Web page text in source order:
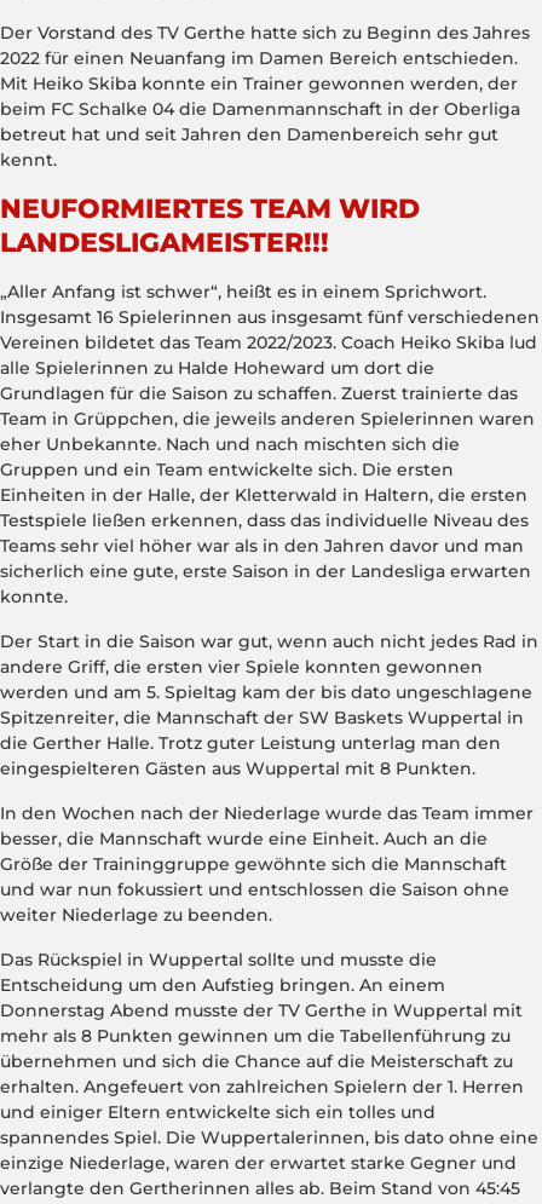
Der Vorstand des TV Gerthe hatte sich zu Beginn des Jahres
2022 für einen Neuanfang im Damen Bereich entschieden.
Mit Heiko Skiba konnte ein Trainer gewonnen werden, der
beim FC Schalke 04 die Damenmannschaft in der Oberliga
betreut hat und seit Jahren den Damenbereich sehr gut
kennt.
NEUFORMIERTES TEAM WIRD
LANDESLIGAMEISTER!!!
„Aller Anfang ist schwer“, heißt es in einem Sprichwort.
Insgesamt 16 Spielerinnen aus insgesamt fünf verschiedenen
Vereinen bildetet das Team 2022/2023. Coach Heiko Skiba lud
alle Spielerinnen zu Halde Hoheward um dort die
Grundlagen für die Saison zu schaffen. Zuerst trainierte das
Team in Grüppchen, die jeweils anderen Spielerinnen waren
eher Unbekannte. Nach und nach mischten sich die
Gruppen und ein Team entwickelte sich. Die ersten
Einheiten in der Halle, der Kletterwald in Haltern, die ersten
Testspiele ließen erkennen, dass das individuelle Niveau des
Teams sehr viel höher war als in den Jahren davor und man
sicherlich eine gute, erste Saison in der Landesliga erwarten
konnte.
Der Start in die Saison war gut, wenn auch nicht jedes Rad in
andere Griff, die ersten vier Spiele konnten gewonnen
werden und am 5. Spieltag kam der bis dato ungeschlagene
Spitzenreiter, die Mannschaft der SW Baskets Wuppertal in
die Gerther Halle. Trotz guter Leistung unterlag man den
eingespielteren Gästen aus Wuppertal mit 8 Punkten.
In den Wochen nach der Niederlage wurde das Team immer
besser, die Mannschaft wurde eine Einheit. Auch an die
Größe der Traininggruppe gewöhnte sich die Mannschaft
und war nun fokussiert und entschlossen die Saison ohne
weiter Niederlage zu beenden.
Das Rückspiel in Wuppertal sollte und musste die
Entscheidung um den Aufstieg bringen. An einem
Donnerstag Abend musste der TV Gerthe in Wuppertal mit
mehr als 8 Punkten gewinnen um die Tabellenführung zu
übernehmen und sich die Chance auf die Meisterschaft zu
erhalten. Angefeuert von zahlreichen Spielern der 1. Herren
und einiger Eltern entwickelte sich ein tolles und
spannendes Spiel. Die Wuppertalerinnen, bis dato ohne eine
einzige Niederlage, waren der erwartet starke Gegner und
verlangte den Gertherinnen alles ab. Beim Stand von 45:45